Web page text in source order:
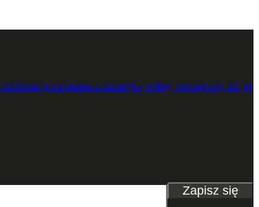
związane z tematyką wełny, począwszy od jej
Zapisz się